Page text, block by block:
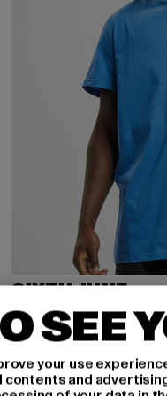
SIXTH JUNE
Basic Logo
15,05 EUR
Derzeitiger Preis: 15,05
34,99 EUR
SEE
your use
and